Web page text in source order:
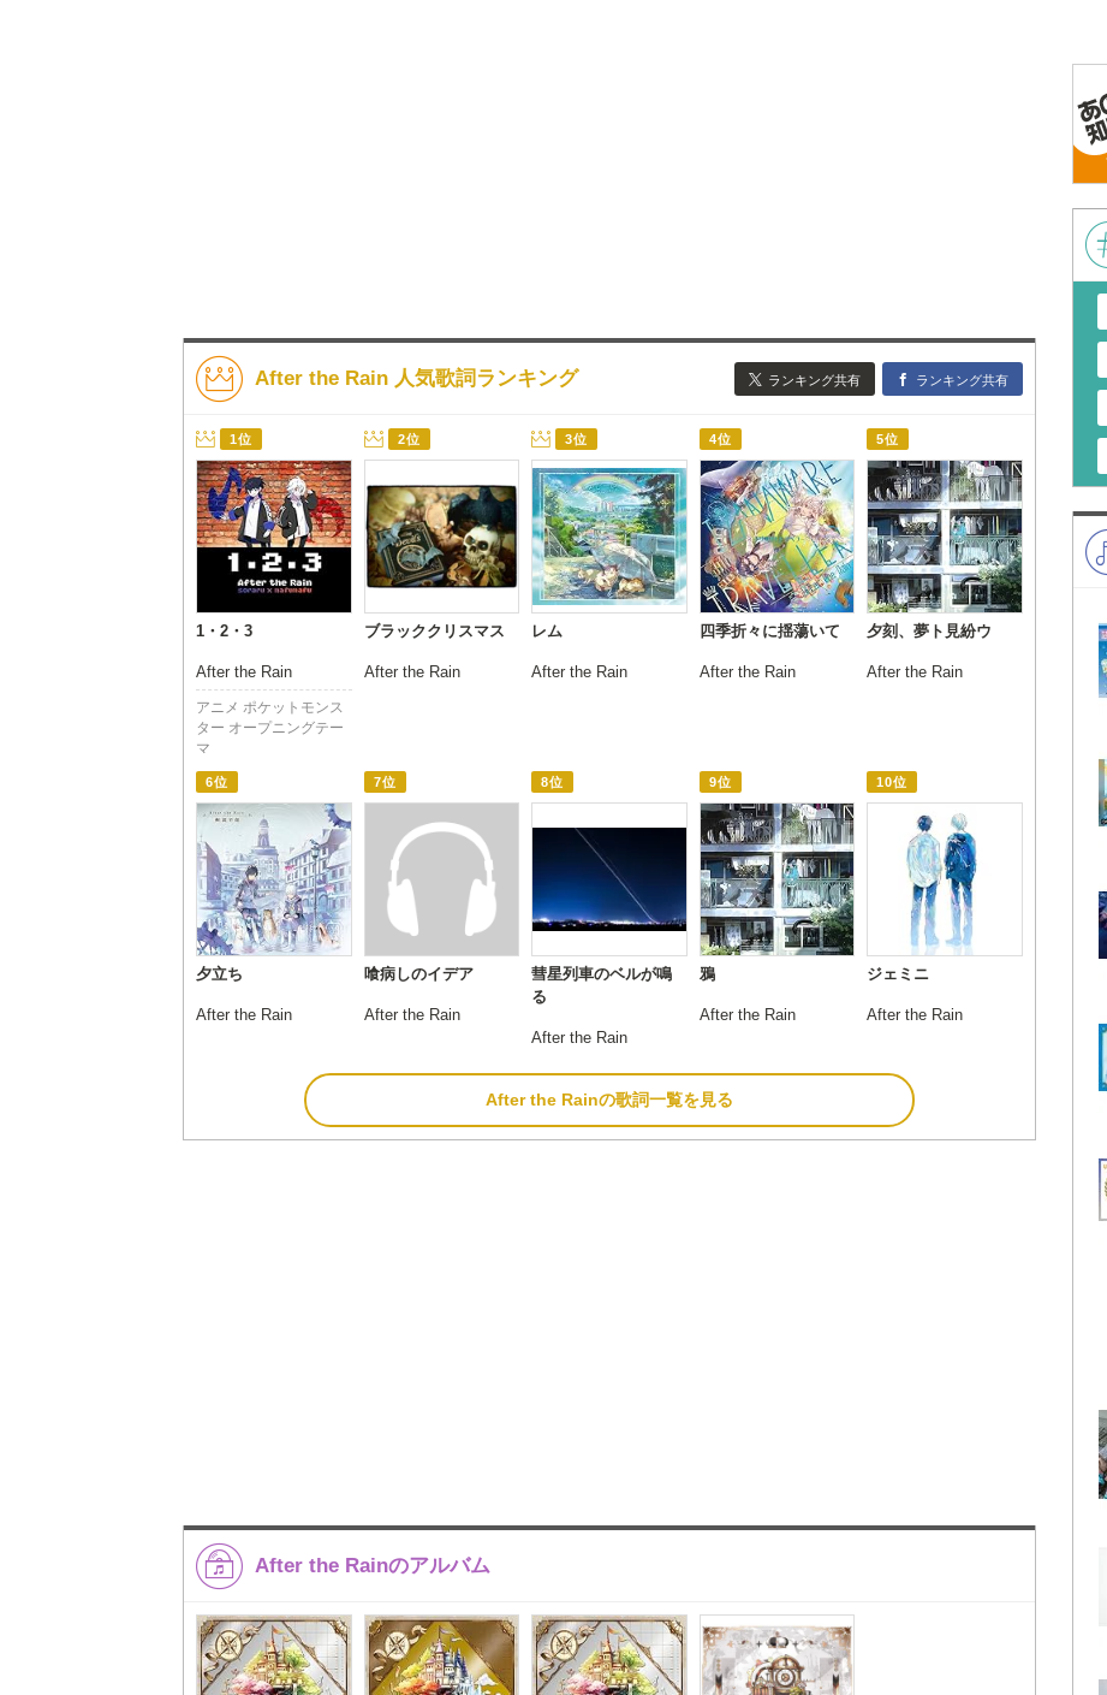
After the Rain 人気歌詞ランキング ランキング共有 ランキング共有
1位
1・2・3
After the Rain
アニメ ポケットモンス
ター オープニングテー
マ
2位
ブラッククリスマス
After the Rain
3位
レム
After the Rain
4位
四季折々に揺蕩いて
After the Rain
5位
夕刻、夢ト見紛ウ
After the Rain
6位
夕立ち
After the Rain
7位
喰病しのイデア
After the Rain
8位
彗星列車のベルが鳴
る
After the Rain
9位
鴉
After the Rain
10位
ジェミニ
After the Rain
After the Rainの歌詞一覧を見る
After the Rainのアルバム